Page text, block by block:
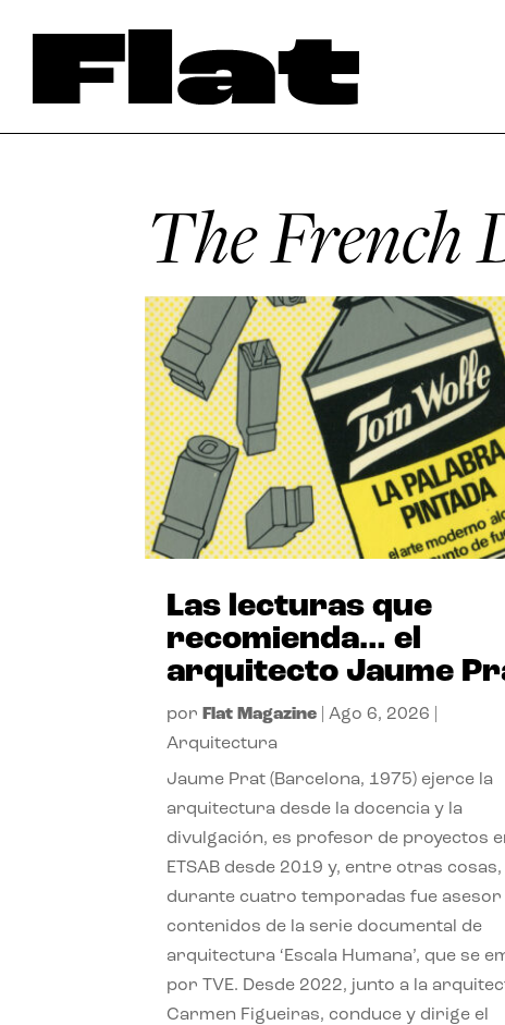
The French
Las lecturas que
recomienda… el
arquitecto Jaume
por Flat Magazine |Ago 6, 2026
Arquitectura
Jaume Prat (Barcelona, 1975) ejerce la
arquitectura desde la docencia y la
divulgación, es profesor de proyectos
ETSAB desde 2019 y, entre otras cosas,
durante cuatro temporadas fue asesor
contenidos de la serie documental de
arquitectura ‘Escala Humana’, que se
por TVE. Desde 2022, junto a la
Carmen Figueiras, conduce y dirige el